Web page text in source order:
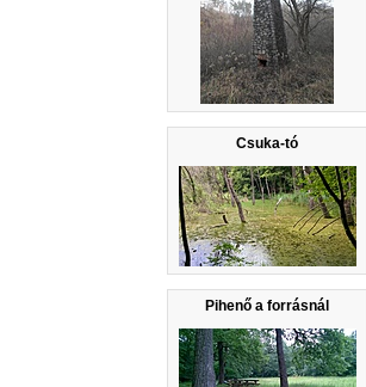
Csuka-tó
Pihenő a forrásnál